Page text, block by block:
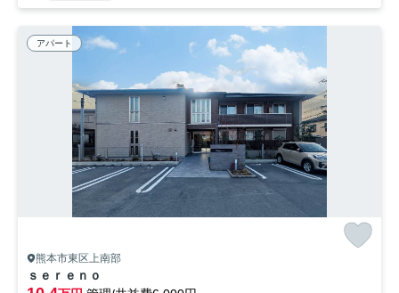
アパート
熊本市東区上南部
ｓｅｒｅｎｏ